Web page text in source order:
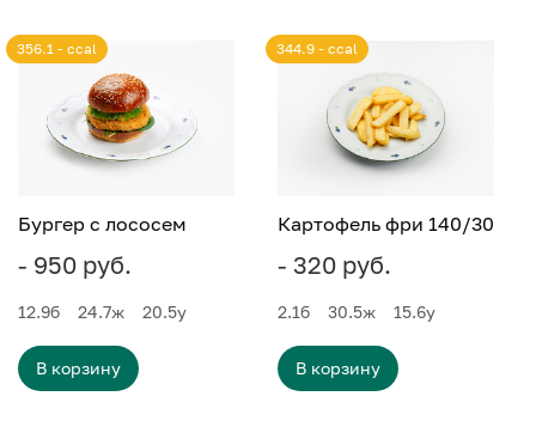
Бургер с лососем
- 950 руб.
356.1 - ccal
12.9б 24.7ж 20.5у
В корзину
Картофель фри 140/30
- 320 руб.
344.9 - ccal
2.1б 30.5ж 15.6у
В корзину